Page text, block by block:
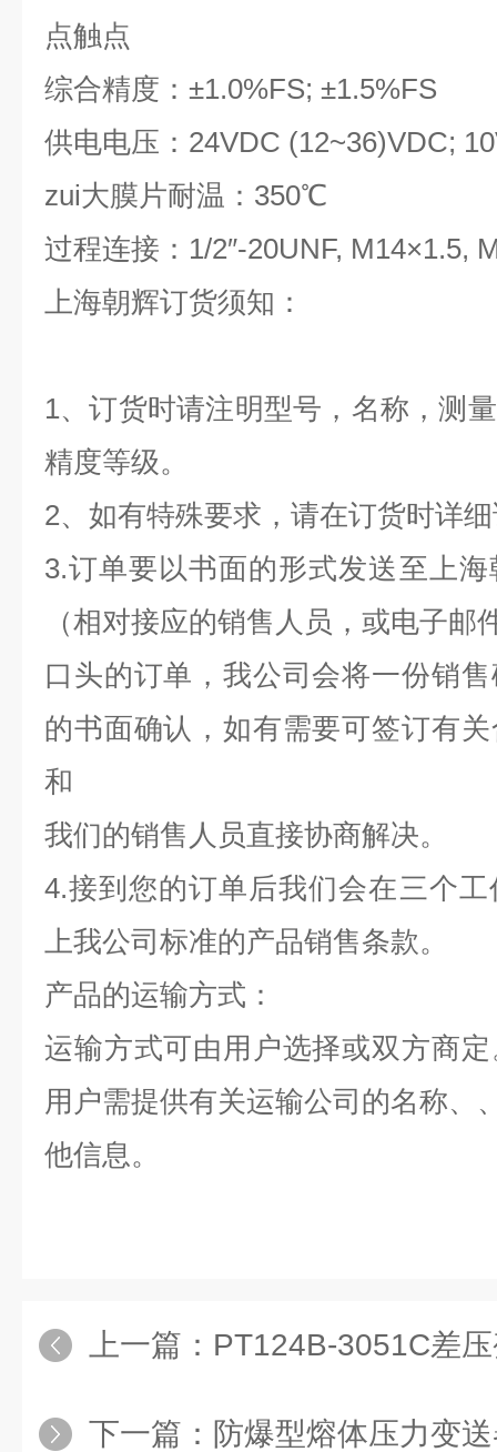
点触点
综合精度：±1.0%FS; ±1.5%FS
供电电压：24VDC (12~36)VDC;
zui大膜片耐温：350℃
过程连接：1/2″-20UNF, M14×1.5,
上海朝辉订货须知：
1、订货时请注明型号，名称，测
精度等级。
2、如有特殊要求，请在订货时详
3.订单要以书面的形式发送至上
（相对接应的销售人员，或电子邮
口头的订单，我公司会将一份销
的书面确认，如有需要可签订有
和
我们的销售人员直接协商解决。
4.接到您的订单后我们会在三个
上我公司标准的产品销售条款。
产品的运输方式：
运输方式可由用户选择或双方商
用户需提供有关运输公司的名称、
他信息。
上一篇： PT124B-3051C差
下一篇： 防爆型熔体压力变